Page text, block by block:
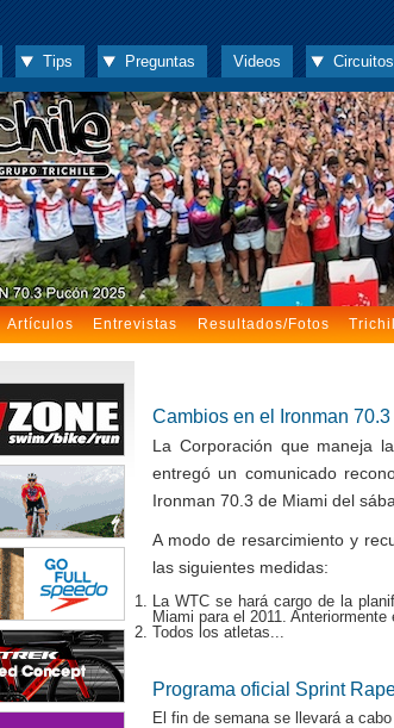
Tips Preguntas Videos Circuitos
Artículos Entrevistas Resultados/Fotos
Cambios en el Ironman
La Corporación que maneja
entregó un comunicado
Ironman 70.3 de Miami del
A modo de resarcimiento y
las siguientes medidas:
La WTC se hará cargo de la
Miami para el 2011.
Todos los atletas...
Programa oficial Sprint
El fin de semana se llevará a